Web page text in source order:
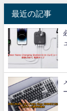
最近の記事